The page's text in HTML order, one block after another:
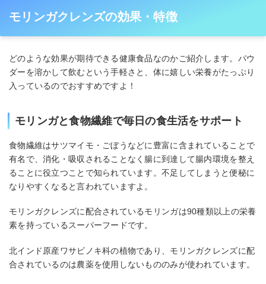
モリンガクレンズの効果・特徴
どのような効果が期待できる健康食品なのかご紹介します。パウ
ダーを溶かして飲むという手軽さと、体に嬉しい栄養がたっぷり
入っているのでおすすめですよ！
モリンガと食物繊維で毎日の食生活をサポート
食物繊維はサツマイモ・ごぼうなどに豊富に含まれていることで
有名で、消化・吸収されることなく腸に到達して腸内環境を整え
ることに役立つことで知られています。不足してしまうと便秘に
なりやすくなると言われていますよ。
モリンガクレンズに配合されているモリンガは90種類以上の栄養
素を持っているスーパーフードです。
北インド原産ワサビノキ科の植物であり、モリンガクレンズに配
合されているのは農薬を使用しないもののみが使われています。